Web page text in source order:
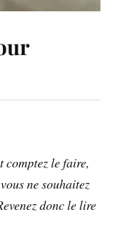
comptez le faire,
ne souhaitez
donc le lire